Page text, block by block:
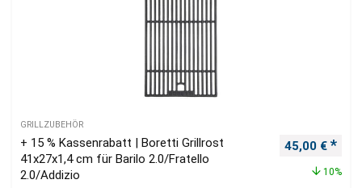
GRILLZUBEHÖR
+ 15 % Kassenrabatt | Boretti Grillrost
41x27x1,4 cm für Barilo 2.0/Fratello
2.0/Addizio
45,00 €
10%